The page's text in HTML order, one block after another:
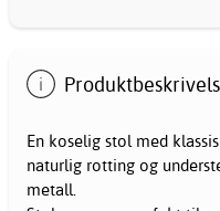
En koselig stol med
naturlig rotting og
metall.